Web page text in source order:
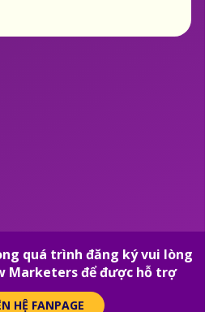
quá trình đăng ký vui lòng
Marketers để được hỗ trợ
HỆ FANPAGE